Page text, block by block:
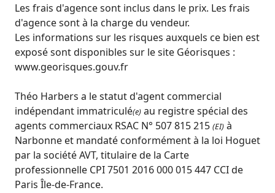
Les frais d'agence sont inclus dans le prix. Les frais
d'agence sont à la charge du vendeur.
Les informations sur les risques auxquels ce bien est
exposé sont disponibles sur le site Géorisques :
www.georisques.gouv.fr
Théo Harbers a le statut d'agent commercial
indépendant immatriculé(e) au registre spécial des
agents commerciaux RSAC N° 507 815 215 (EI) à
Narbonne et mandaté conformément à la loi Hoguet
par la société AVT, titulaire de la Carte
professionnelle CPI 7501 2016 000 015 447 CCI de
Paris Île-de-France.